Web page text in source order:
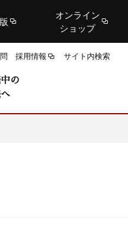
オンライン
ショップ
採用情報 サイト内検索
の